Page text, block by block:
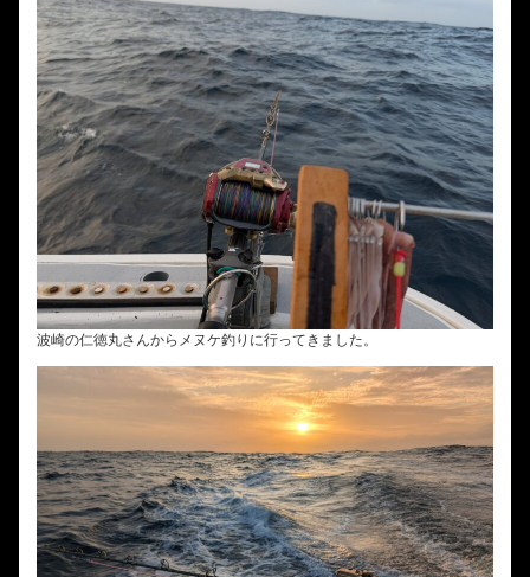
波崎の仁徳丸さんからメヌケ釣りに行ってきました。